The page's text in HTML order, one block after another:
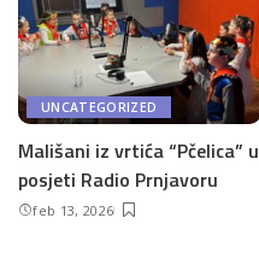
UNCATEGORIZED
Mališani iz vrtića “Pčelica” u
posjeti Radio Prnjavoru
feb 13, 2026